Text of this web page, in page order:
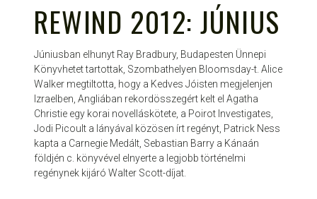
REWIND 2012: JÚNIUS
Júniusban elhunyt Ray Bradbury, Budapesten Ünnepi
Könyvhetet tartottak, Szombathelyen Bloomsday-t. Alice
Walker megtiltotta, hogy a Kedves Jóisten megjelenjen
Izraelben, Angliában rekordösszegért kelt el Agatha
Christie egy korai novelláskötete, a Poirot Investigates,
Jodi Picoult a lányával közösen írt regényt, Patrick Ness
kapta a Carnegie Medált, Sebastian Barry a Kánaán
földjén c. könyvével elnyerte a legjobb történelmi
regénynek kijáró Walter Scott-díjat.